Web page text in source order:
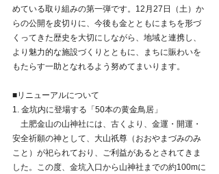
めている取り組みの第一弾です。12月27日（土）か
らの公開を皮切りに、今後も金とともにまちを形づ
くってきた歴史を大切にしながら、地域と連携し、
より魅力的な施設づくりとともに、まちに賑わいを
もたらす一助となれるよう努めてまいります。
■リニューアルについて
1. 金坑内に登場する「50本の黄金鳥居」
土肥金山の山神社には、古くより、金運・開運・
安全祈願の神として、大山祇尊（おおやまづみのみ
こと）が祀られており、ご利益があるとされてきま
した。この度、金坑入口から山神社までの約100mに